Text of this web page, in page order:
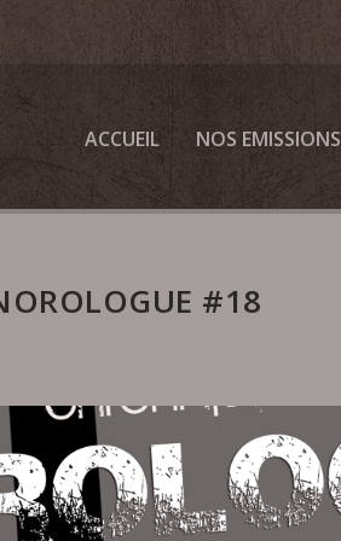
ACCUEIL NOS EMISSIONS
#18